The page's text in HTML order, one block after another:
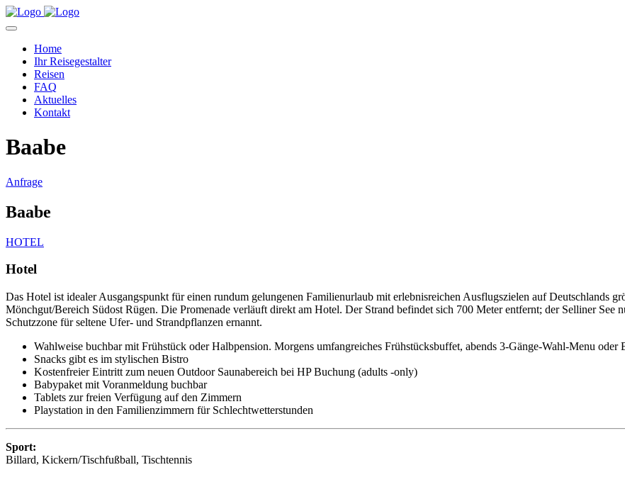
Home
Ihr Reisegestalter
Reisen
FAQ
Aktuelles
Kontakt
Baabe
Anfrage
Baabe
HOTEL
Hotel
Das Hotel ist idealer Ausgangspunkt für einen rundum gelungenen Familienurlaub mit erlebnisreichen Ausflugszielen auf Deutschlands
Mönchgut/Bereich Südost Rügen. Die Promenade verläuft direkt am Hotel. Der Strand befindet sich 700 Meter entfernt; der Selliner
Schutzzone für seltene Ufer- und Strandpflanzen ernannt.
Wahlweise buchbar mit Frühstück oder Halbpension. Morgens umfangreiches Frühstücksbuffet, abends 3-Gänge-Wahl-Menu oder
Snacks gibt es im stylischen Bistro
Kostenfreier Eintritt zum neuen Outdoor Saunabereich bei HP Buchung (adults -only)
Babypaket mit Voranmeldung buchbar
Tablets zur freien Verfügung auf den Zimmern
Playstation in den Familienzimmern für Schlechtwetterstunden
Sport:
Billard, Kickern/Tischfußball, Tischtennis